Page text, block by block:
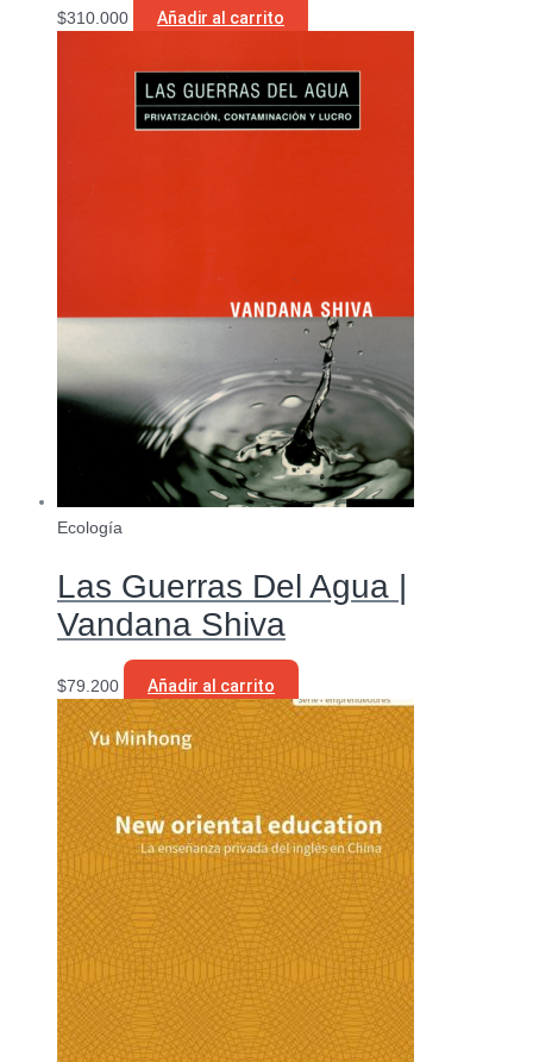
$310.000 Añadir al carrito
Ecología
Las Guerras Del Agua |
Vandana Shiva
$79.200 Añadir al carrito